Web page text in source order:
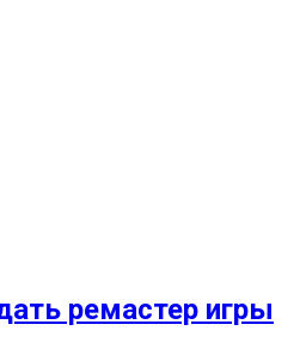
ремастер игры